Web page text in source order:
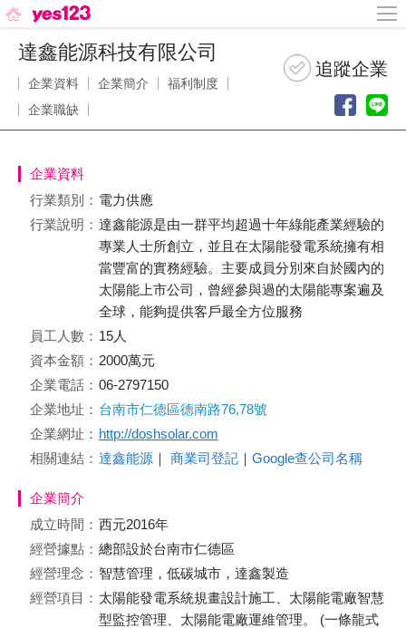
達鑫能源科技有限公司
企業資料 企業簡介
福利制度
企業職缺
企業資料
行業類別： 電力供應
行業說明： 達鑫能源是由一群平均超過十年綠能產業經驗的
專業人士所創立，並且在太陽能發電系統擁有相
當豐富的實務經驗。主要成員分別來自於國內的
太陽能上市公司，曾經參與過的太陽能專案遍及
全球，能夠提供客戶最全方位服務
員工人數： 15人
資本金額： 2000萬元
企業電話： 06-2797150
企業地址： 台南市仁德區德南路76,78號
企業網址： http://doshsolar.com
相關連結： 達鑫能源 ｜ 商業司登記 ｜ Google查公司名稱
企業簡介
成立時間： 西元2016年
經營據點： 總部設於台南市仁德區
經營理念： 智慧管理，低碳城市，達鑫製造
經營項目： 太陽能發電系統規畫設計施工、太陽能電廠智慧
型監控管理、太陽能電廠運維管理。 (一條龍式